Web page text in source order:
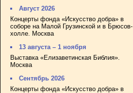
Август 2026
Концерты фонда «Искусство добра» в
соборе на Малой Грузинской и в Брюсов-
холле. Москва
13 августа – 1 ноября
Выставка «Елизаветинская Библия».
Москва
Сентябрь 2026
Концерты фонда «Искусство добра» в